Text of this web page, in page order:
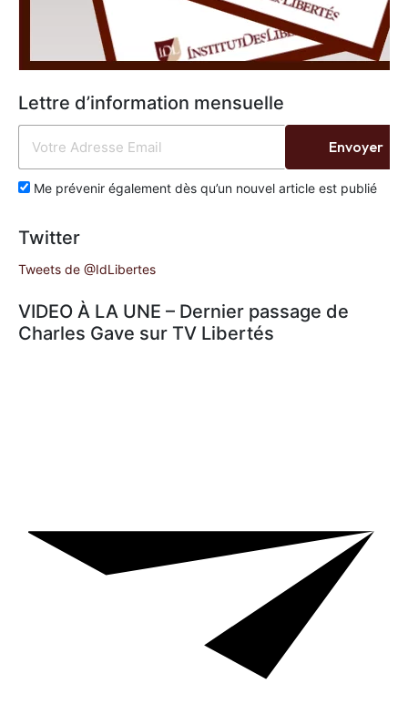
Lettre d’information mensuelle
Me prévenir également dès qu’un nouvel article est publié
Envoyer
Twitter
Tweets de @IdLibertes
VIDEO À LA UNE – Dernier passage de
Charles Gave sur TV Libertés